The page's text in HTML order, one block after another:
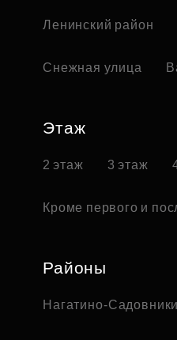
Ленинский район
Снежная улица
Этаж
2 этаж 3 этаж
Кроме первого и
Районы
Нагатино-Садовники